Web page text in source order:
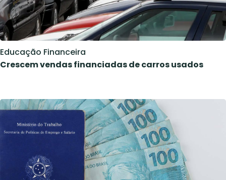
Educação Financeira
Crescem vendas financiadas de carros usados